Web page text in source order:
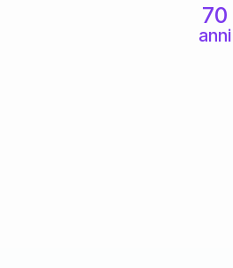
70
anni